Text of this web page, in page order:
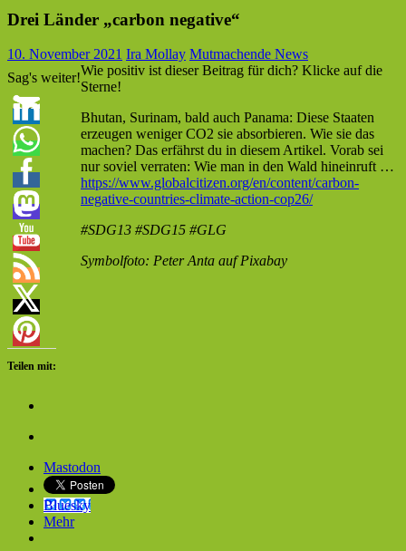
Drei Länder „carbon negative“
10. November 2021 Ira Mollay Mutmachende News
Sag's weiter!Wie positiv ist dieser Beitrag für dich? Klicke auf die
Sterne!
Bhutan, Surinam, bald auch Panama: Diese Staaten
erzeugen weniger CO2 sie absorbieren. Wie sie das
machen? Das erfährst du in diesem Artikel. Vorab sei
nur soviel verraten: Wie man in den Wald hineinruft …
https://www.globalcitizen.org/en/content/carbon-
negative-countries-climate-action-cop26/
#SDG13 #SDG15 #GLG
Symbolfoto: Peter Anta auf Pixabay
Teilen mit:
Mastodon
Bluesky
Mehr